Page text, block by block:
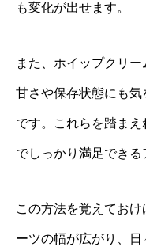
も変化が出せます。
また、ホイップクリー
甘さや保存状態にも
です。これらを踏まえ
でしっかり満足できる
この方法を覚えてお
ーツの幅が広がり、